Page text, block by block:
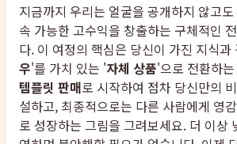
지금까지 우리는 얼굴을 공개하지 않고
속 가능한 고수익을 창출하는 구체적인
다. 이 여정의 핵심은 당신이 가진 지식과
우'를 가치 있는 '자체 상품'으로 전환하
템플릿 판매로 시작하여 점차 당신만의
설하고, 최종적으로는 다른 사람에게 영
로 성장하는 그림을 그려보세요. 더 이상